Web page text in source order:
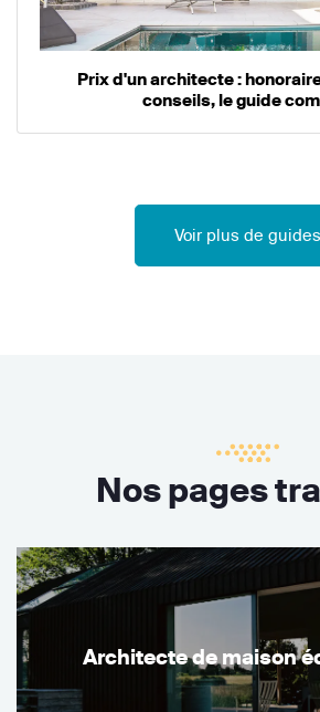
Prix d'un architecte :
conseils, le guide
Voir plus de guides
Nos pages
Architecte de maison